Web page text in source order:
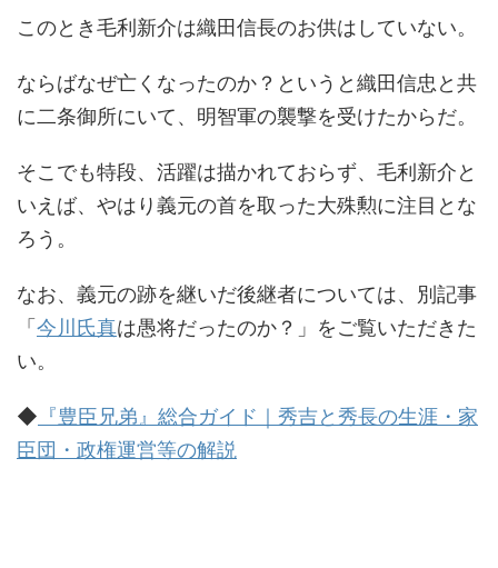
このとき毛利新介は織田信長のお供はしていない。
ならばなぜ亡くなったのか？というと織田信忠と共
に二条御所にいて、明智軍の襲撃を受けたからだ。
そこでも特段、活躍は描かれておらず、毛利新介と
いえば、やはり義元の首を取った大殊勲に注目とな
ろう。
なお、義元の跡を継いだ後継者については、別記事
「 今川氏真は愚将だったのか？」をご覧いただきた
い。
◆ 『豊臣兄弟』総合ガイド｜秀吉と秀長の生涯・家
臣団・政権運営等の解説